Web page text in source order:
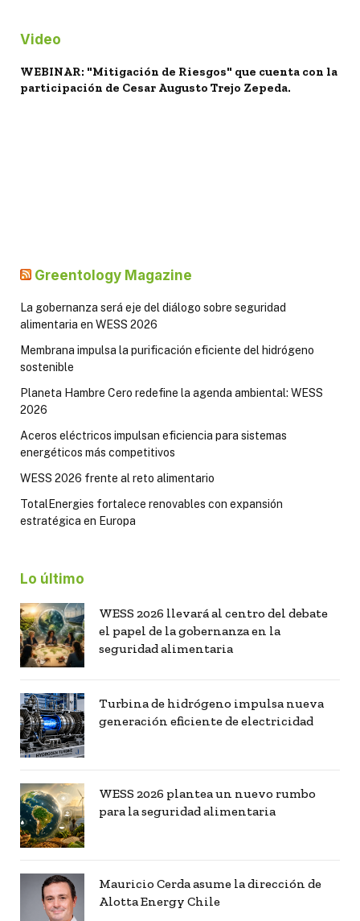
Video
WEBINAR: "Mitigación de Riesgos" que cuenta con la
participación de Cesar Augusto Trejo Zepeda.
Greentology Magazine
La gobernanza será eje del diálogo sobre seguridad
alimentaria en WESS 2026
Membrana impulsa la purificación eficiente del hidrógeno
sostenible
Planeta Hambre Cero redefine la agenda ambiental: WESS
2026
Aceros eléctricos impulsan eficiencia para sistemas
energéticos más competitivos
WESS 2026 frente al reto alimentario
TotalEnergies fortalece renovables con expansión
estratégica en Europa
Lo último
WESS 2026 llevará al centro del debate
el papel de la gobernanza en la
seguridad alimentaria
Turbina de hidrógeno impulsa nueva
generación eficiente de electricidad
WESS 2026 plantea un nuevo rumbo
para la seguridad alimentaria
Mauricio Cerda asume la dirección de
Alotta Energy Chile